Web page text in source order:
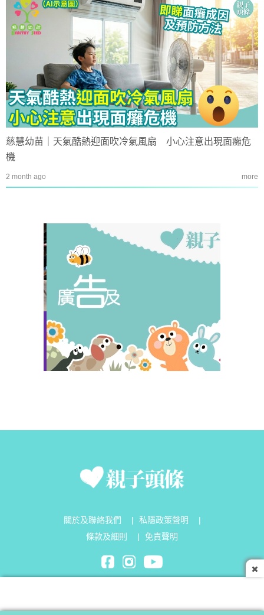
慈慧幼苗｜天氣酷熱迎面吹冷氣風扇 小心注意出現面癱危
機
2 month ago more
關於及聯絡我們 私隱政策聲明
條款及細則
免責聲明